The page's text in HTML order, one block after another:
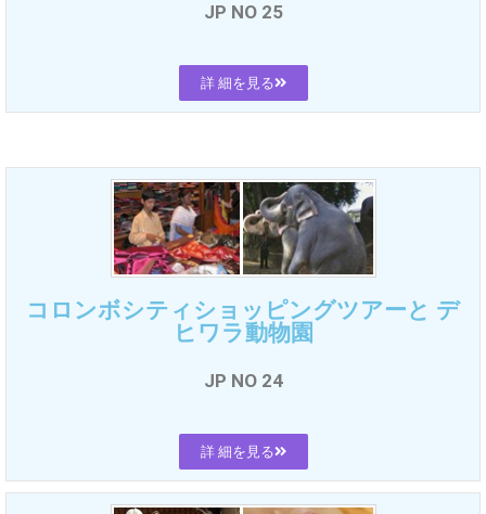
JP NO 25
詳 細を見る
コロンボシティショッピングツアーと デ
ヒワラ動物園
JP NO 24
詳 細を見る